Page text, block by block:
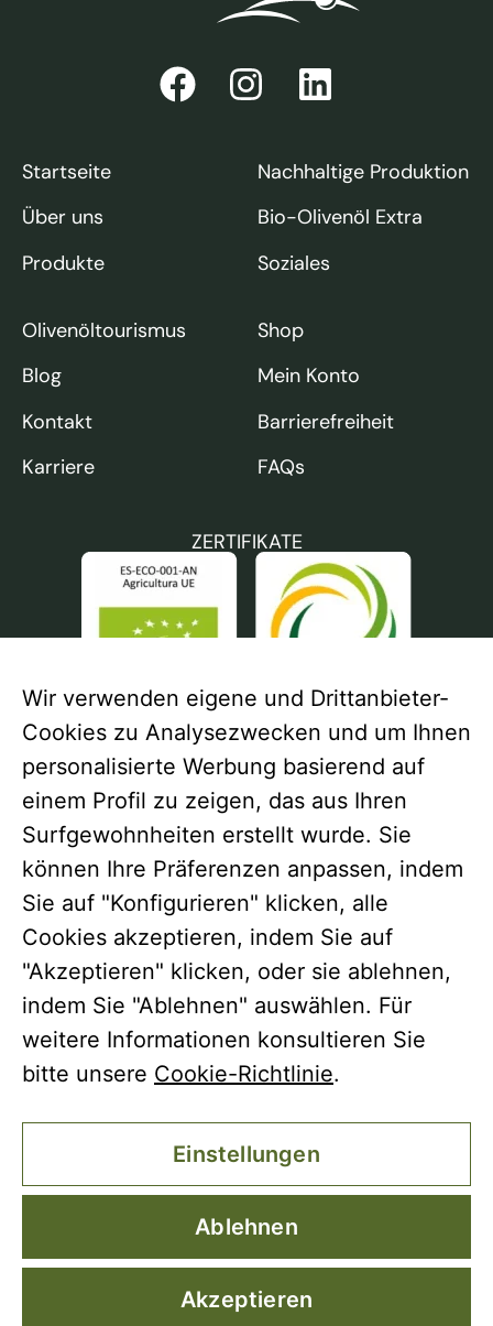
Startseite
Über uns
Produkte
Nachhaltige Produktion
Bio-Olivenöl Extra
Soziales
Olivenöltourismus
Blog
Kontakt
Karriere
Shop
Mein Konto
Barrierefreiheit
FAQs
ZERTIFIKATE
Impressum| Datenschutz|Cookies|AGB|Widerruf
© Copyright 2026 Coto Bajo
Wir verwenden eigene und Drittanbieter-
Cookies zu Analysezwecken und um Ihnen
personalisierte Werbung basierend auf
einem Profil zu zeigen, das aus Ihren
Surfgewohnheiten erstellt wurde. Sie
können Ihre Präferenzen anpassen, indem
Sie auf "Konfigurieren" klicken, alle
Cookies akzeptieren, indem Sie auf
"Akzeptieren" klicken, oder sie ablehnen,
indem Sie "Ablehnen" auswählen. Für
weitere Informationen konsultieren Sie
bitte unsere Cookie-Richtlinie.
Einstellungen
Ablehnen
Akzeptieren